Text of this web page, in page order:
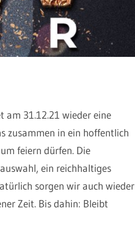
am 31.12.21 wieder eine
zusammen in ein hoffentlich
feiern dürfen. Die
ein reichhaltiges
sorgen wir auch wieder
Zeit. Bis dahin: Bleibt